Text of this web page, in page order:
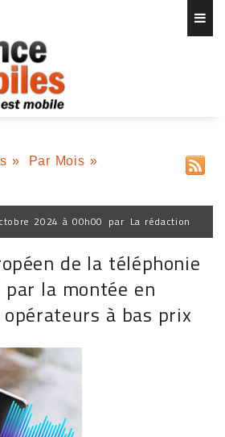
» Par Mois »
2024 à 00h00 par La rédaction
de la téléphonie
par la montée en
à bas prix